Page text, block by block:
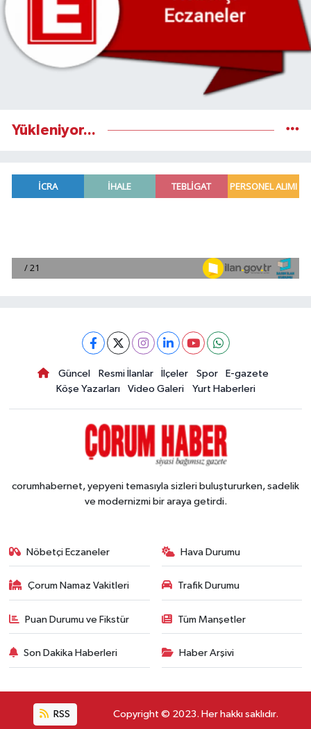
Yükleniyor...
Güncel Resmi İlanlar İlçeler Spor
E-gazete
Köşe Yazarları
Video Galeri Yurt Haberleri
corumhabernet, yepyeni temasıyla sizleri buluştururken, sadelik
ve modernizmi bir araya getirdi.
Nöbetçi Eczaneler Hava Durumu
Çorum Namaz Vakitleri Trafik Durumu
Puan Durumu ve Fikstür Tüm Manşetler
Son Dakika Haberleri Haber Arşivi
RSS Copyright © 2023. Her hakkı saklıdır.